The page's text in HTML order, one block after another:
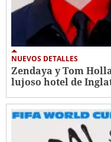
NUEVOS DETALLES
Zendaya y Tom
lujoso hotel de